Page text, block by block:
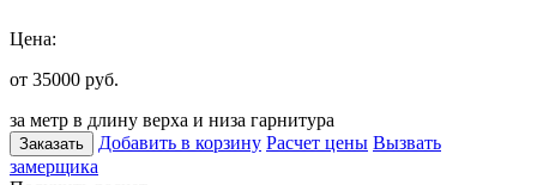
Цена:
от 35000 руб.
за метр в длину верха и низа гарнитура
Заказать Добавить в корзину Расчет цены Вызвать
замерщика